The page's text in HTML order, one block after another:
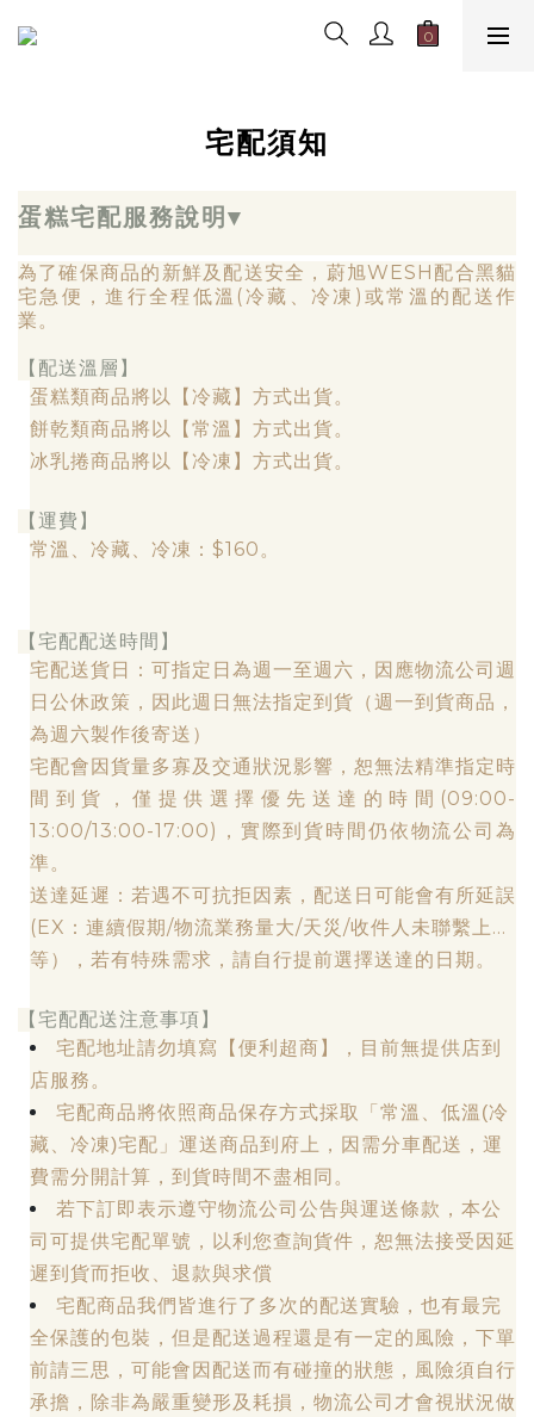
宅配須知
蛋糕宅配服務說明▾
為了確保商品的新鮮及配送安全，蔚旭WESH配合黑貓
宅急便，進行全程低溫(冷藏、冷凍)或常溫的配送作
業。
【配送溫層】
蛋糕類商品將以【冷藏】方式出貨。
餅乾類商品將以【常溫】方式出貨。
冰乳捲商品將以【冷凍】方式出貨。
【運費】
常溫、冷藏、冷凍：$160。
【宅配配送時間】
宅配送貨日：可指定日為週一至週六，因應物流公司週
日公休政策，因此週日無法指定到貨（週一到貨商品，
為週六製作後寄送）
宅配會因貨量多寡及交通狀況影響，恕無法精準指定時
間到貨，僅提供選擇優先送達的時間(09:00-
13:00/13:00-17:00)，實際到貨時間仍依物流公司為
準。
送達延遲：若遇不可抗拒因素，配送日可能會有所延誤
(EX：連續假期/物流業務量大/天災/收件人未聯繫上...
等），若有特殊需求，請自行提前選擇送達的日期。
【宅配配送注意事項】
宅配地址請勿填寫【便利超商】，目前無提供店到
店服務。
宅配商品將依照商品保存方式採取「常溫、低溫(冷
藏、冷凍)宅配」運送商品到府上，因需分車配送，運
費需分開計算，到貨時間不盡相同。
若下訂即表示遵守物流公司公告與運送條款，本公
司可提供宅配單號，以利您查詢貨件，恕無法接受因延
遲到貨而拒收、退款與求償
宅配商品我們皆進行了多次的配送實驗，也有最完
全保護的包裝，但是配送過程還是有一定的風險，下單
前請三思，可能會因配送而有碰撞的狀態，風險須自行
承擔，除非為嚴重變形及耗損，物流公司才會視狀況做